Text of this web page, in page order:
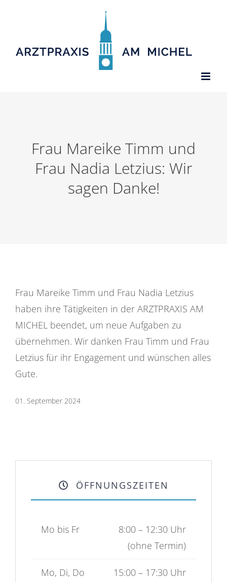
Frau Mareike Timm und
Frau Nadia Letzius: Wir
sagen Danke!
Frau Mareike Timm und Frau Nadia Letzius
haben ihre Tätigkeiten in der ARZTPRAXIS AM
MICHEL beendet, um neue Aufgaben zu
übernehmen. Wir danken Frau Timm und Frau
Letzius für ihr Engagement und wünschen alles
Gute.
01. September 2024
ÖFFNUNGSZEITEN
Mo bis Fr
8:00 – 12:30 Uhr
(ohne Termin)
Mo, Di, Do
15:00 – 17:30 Uhr